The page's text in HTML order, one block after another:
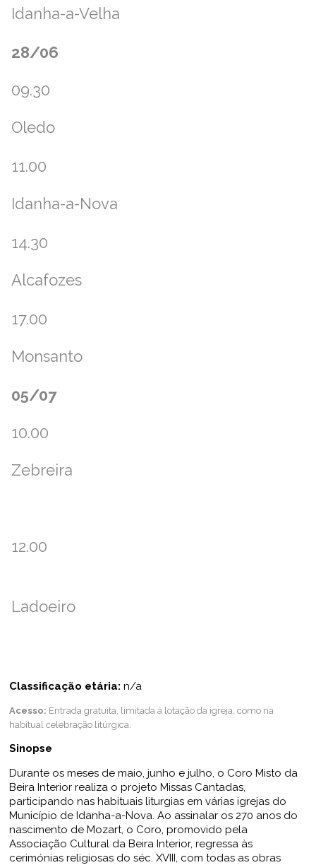
Idanha-a-Velha
28/06
09.30
Oledo
11.00
Idanha-a-Nova
14.30
Alcafozes
17.00
Monsanto
05/07
10.00
Zebreira
12.00
Ladoeiro
Classificação etária: n/a
Acesso: Entrada gratuita, limitada à lotação da igreja, como na
habitual celebração litúrgica.
Sinopse
Durante os meses de maio, junho e julho, o Coro Misto da
Beira Interior realiza o projeto Missas Cantadas,
participando nas habituais liturgias em várias igrejas do
Município de Idanha-a-Nova.Ao assinalar os 270 anos do
nascimento de Mozart, o Coro, promovido pela
Associação Cultural da Beira Interior, regressa às
cerimónias religiosas do séc. XVIII, com todas as obras